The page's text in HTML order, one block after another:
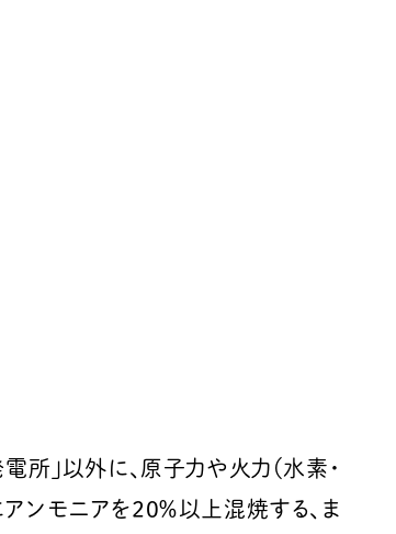
所」以外に、原子力や火力（水素・
ンモニアを20％以上混焼する、ま